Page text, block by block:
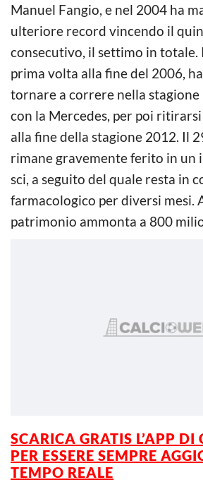
Manuel Fangio, e nel 2004 ha
ulteriore record vincendo il
consecutivo, il settimo in totale.
prima volta alla fine del 2006,
tornare a correre nella stagione
con la Mercedes, per poi
alla fine della stagione 2012. Il
rimane gravemente ferito in un
sci, a seguito del quale resta in
farmacologico per diversi mesi.
patrimonio ammonta a 800
SCARICA GRATIS L’APP DI
PER ESSERE SEMPRE
TEMPO REALE